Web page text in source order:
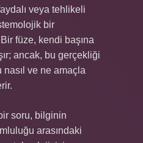
veya tehlikeli
bir
füze, kendi başına
ancak, bu gerçekliği
ve ne amaçla
soru, bilginin
arasındaki